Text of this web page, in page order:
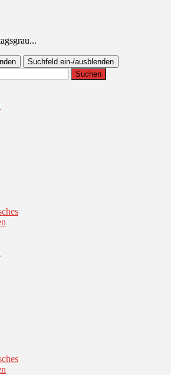
Suchfeld ein-/ausblenden